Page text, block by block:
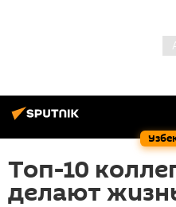
Топ-10
делают